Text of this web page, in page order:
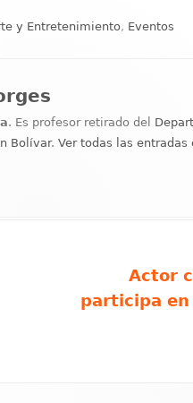
y Entretenimiento, Eventos
. Es profesor retirado del
Bolívar. Ver todas las entradas
Actor
participa en